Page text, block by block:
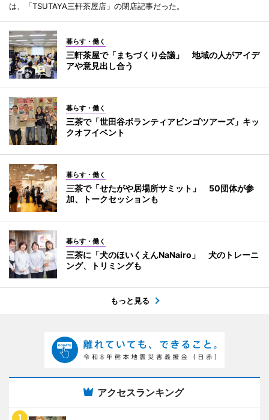
は、「TSUTAYA三軒茶屋店」の閉店記事だった。
暮らす・働く
三軒茶屋で「まちづくり会議」 地域の人がアイデ
アや意見出し合う
暮らす・働く
三茶で「世田谷ボランティアビンゴツアーズ」キッ
クオフイベント
暮らす・働く
三茶で「せたがや居場所サミット」 50団体が参
加、トークセッションも
暮らす・働く
三茶に「犬のほいくえんNaNairo」 犬のトレーニ
ング、トリミングも
もっと見る
アクセスランキング